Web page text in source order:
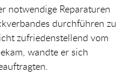
notwendige Reparaturen
durchführen zu
zufriedenstellend vom
wandte er sich